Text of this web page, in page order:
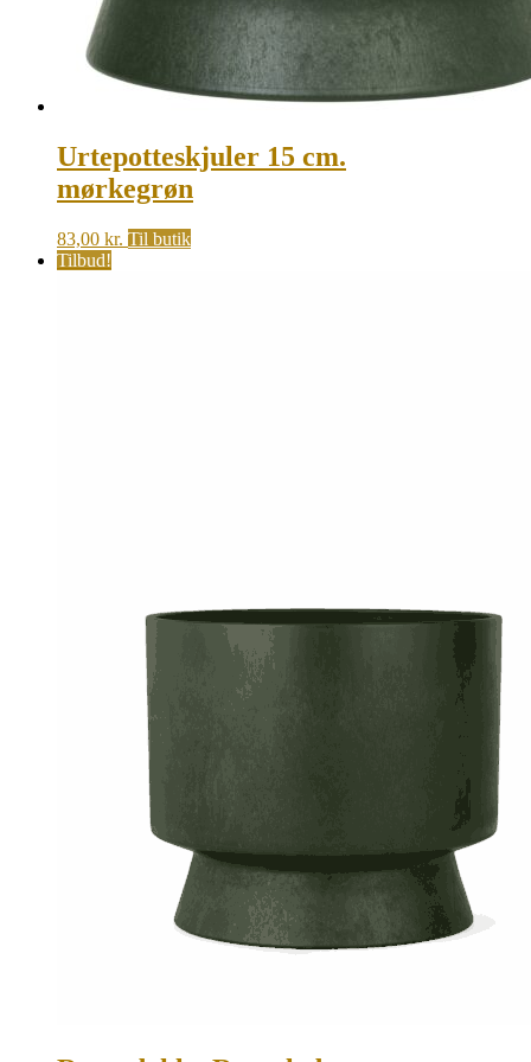
Urtepotteskjuler 15 cm.
mørkegrøn
83,00 kr. Til butik
Tilbud!